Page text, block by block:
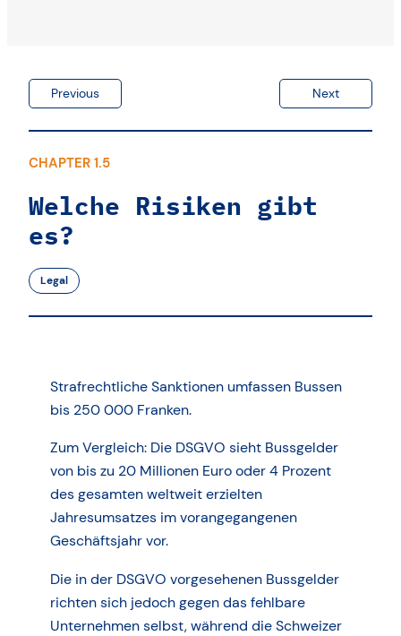
Previous Next
CHAPTER 1.5
Welche Risiken gibt
es?
Legal
Strafrechtliche Sanktionen umfassen Bussen
bis 250 000 Franken.
Zum Vergleich: Die DSGVO sieht Bussgelder
von bis zu 20 Millionen Euro oder 4 Prozent
des gesamten weltweit erzielten
Jahresumsatzes im vorangegangenen
Geschäftsjahr vor.
Die in der DSGVO vorgesehenen Bussgelder
richten sich jedoch gegen das fehlbare
Unternehmen selbst, während die Schweizer